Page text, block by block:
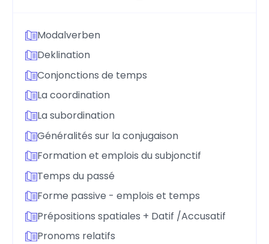
Modalverben
Deklination
Conjonctions de temps
La coordination
La subordination
Généralités sur la conjugaison
Formation et emplois du subjonctif
Temps du passé
Forme passive - emplois et temps
Prépositions spatiales + Datif /Accusatif
Pronoms relatifs